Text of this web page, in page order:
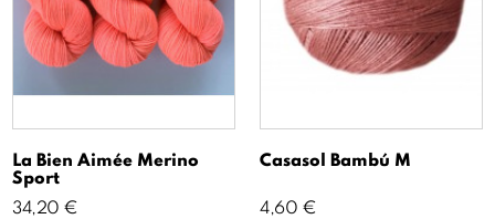
La Bien Aimée Merino
Sport
Precio
34,20 €
Casasol Bambú M
Precio
4,60 €